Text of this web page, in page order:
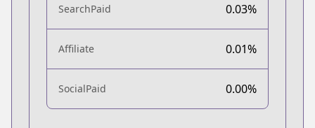
SearchPaid 0.03%
Affiliate 0.01%
SocialPaid 0.00%